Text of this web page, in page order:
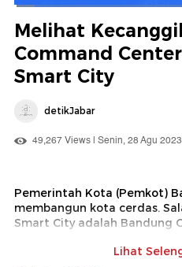
Berhenti
Hidup
Saat
Dimuat:
Melihat
Command
Smart City
detikJabar
49,267 Views | Senin, 28 Agu
Pemerintah Kota (Pemkot)
membangun kota cerdas.
Smart City adalah Bandung
Kali ini, tim detikJabar akan
Lihat